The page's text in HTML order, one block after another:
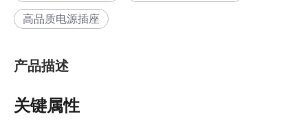
高品质电源插座
产品描述
关键属性